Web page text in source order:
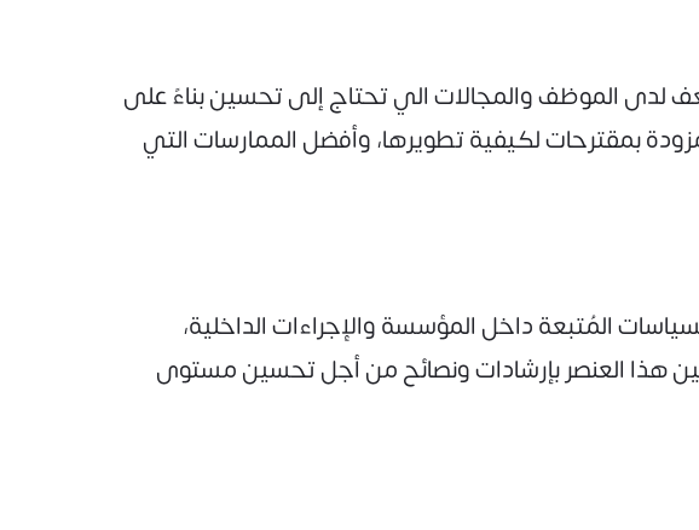
لدى الموظف والمجالات الي تحتاج إلى تحسين بناءً على
بمقترحات لكيفية تطويرها، وأفضل الممارسات التي
المُتبعة داخل المؤسسة والإجراءات الداخلية،
هذا العنصر بإرشادات ونصائح من أجل تحسين مستوى